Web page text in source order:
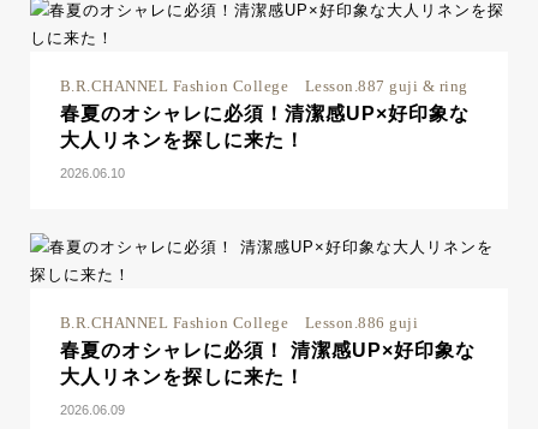
B.R.CHANNEL Fashion College Lesson.887 guji & ring
春夏のオシャレに必須！清潔感UP×好印象な
大人リネンを探しに来た！
2026.06.10
B.R.CHANNEL Fashion College Lesson.886 guji
春夏のオシャレに必須！ 清潔感UP×好印象な
大人リネンを探しに来た！
2026.06.09